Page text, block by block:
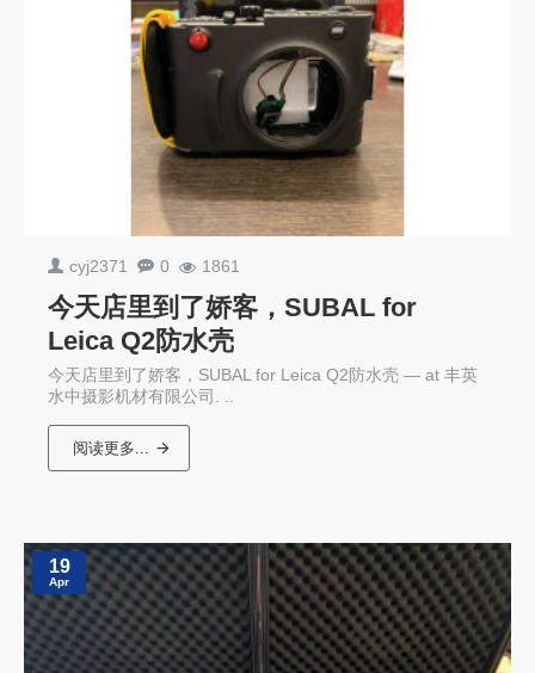
cyj2371 0 1861
今天店里到了娇客，SUBAL for
Leica Q2防水壳
今天店里到了娇客，SUBAL for Leica Q2防水壳 — at 丰英
水中摄影机材有限公司. ..
阅读更多...
19
Apr